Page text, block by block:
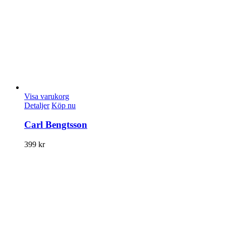
Visa varukorg
Detaljer Köp nu
Carl Bengtsson
399 kr